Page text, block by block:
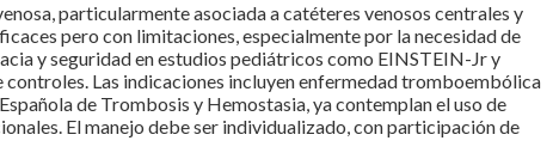
particularmente asociada a catéteres venosos centrales y
pero con limitaciones, especialmente por la necesidad de
y seguridad en estudios pediátricos como EINSTEIN-Jr y
Las indicaciones incluyen enfermedad tromboembólica
de Trombosis y Hemostasia, ya contemplan el uso de
El manejo debe ser individualizado, con participación de